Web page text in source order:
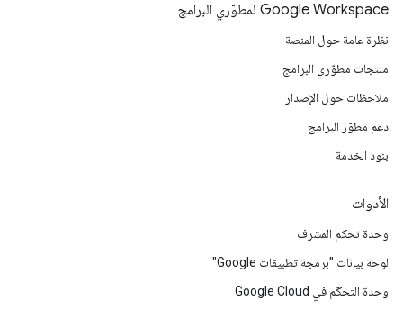
Google Workspace لمطوّري البرامج
نظرة عامة حول المنصة
منتجات مطوّري البرامج
ملاحظات حول الإصدار
دعم مطوّر البرامج
بنود الخدمة
الأدوات
وحدة تحكم المشرف
لوحة بيانات "برمجة تطبيقات Google"
وحدة التحكّم في Google Cloud